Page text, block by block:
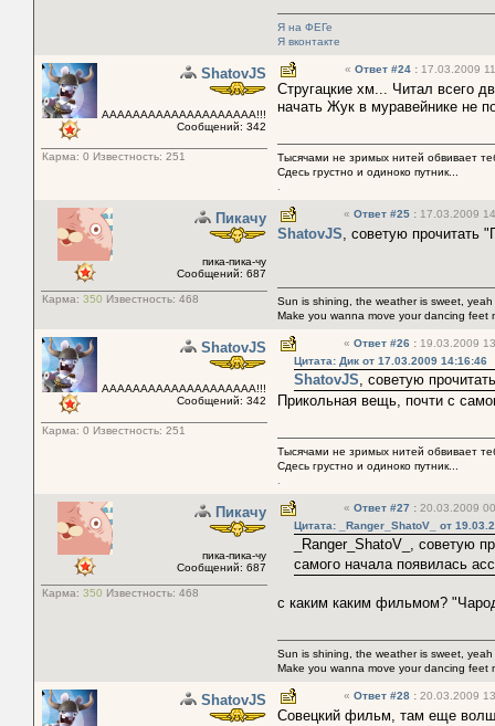
Я на ФЕГе
Я вконтакте
ShatovJS
АААААААААААААААААААА!!!
Сообщений: 342
Карма: 0 Известность: 251
« Ответ #24 : 17.03.2009
Cтругацкие хм... Читал всего
начать Жук в муравейнике не
Тысячами не зримых нитей обвивает
Сдесь грустно и одиноко путник...
.
Пикачу
пика-пика-чу
Сообщений: 687
Карма: 350 Известность: 468
« Ответ #25 : 17.03.2009
ShatovJS, советую прочитать
Sun is shining, the weather is sweet, yeah
Make you wanna move your dancing feet
ShatovJS
АААААААААААААААААААА!!!
Сообщений: 342
Карма: 0 Известность: 251
« Ответ #26 : 19.03.2009
Цитата: Дик от 17.03.2009 14:16:46
ShatovJS, советую
Прикольная вещь, почти с
Тысячами не зримых нитей обвивает
Сдесь грустно и одиноко путник...
.
Пикачу
пика-пика-чу
Сообщений: 687
Карма: 350 Известность: 468
« Ответ #27 : 20.03.2009
Цитата: _Ranger_ShatoV_ от
_Ranger_ShatoV_, советую
самого начала появилась
с каким каким фильмом?
Sun is shining, the weather is sweet, yeah
Make you wanna move your dancing feet
ShatovJS « Ответ #28 : 20.03.2009
Cовецкий фильм, там еще